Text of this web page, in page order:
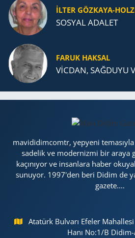
İLTER GÖZKAYA-
SOSYAL ADALET
FARUK HAKSAL
VİCDAN, SAĞ­DU­YU
mavididimcomtr, yepyeni
sadelik ve modernizmi bir araya
kaçınıyor ve insanlara haber
sunuyor. 1997'den beri Didim de
gazete....
Atatürk Bulvarı Efeler
Hanı No:1/B Didim-